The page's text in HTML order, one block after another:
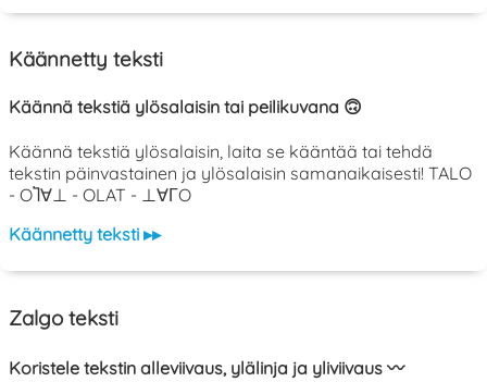
Käännetty teksti
Käännä tekstiä ylösalaisin tai peilikuvana 🙃
Käännä tekstiä ylösalaisin, laita se kääntää tai tehdä
tekstin päinvastainen ja ylösalaisin samanaikaisesti! TALO
- OႨ∀⊥ - OLAT - ⊥∀ΓO
Käännetty teksti ▸▸
Zalgo teksti
Koristele tekstin alleviivaus, ylälinja ja yliviivaus 〰️